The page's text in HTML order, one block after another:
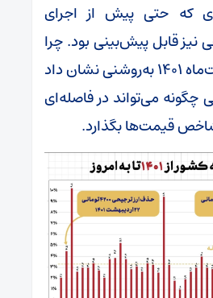
که حتی پیش از اجرای
نیز قابل پیش‌بینی بود. چرا
که تجربه اردیبهشت‌ماه ۱۴۰۱ به‌روشنی نشان داد
چگونه می‌تواند در فاصله‌ای
شاخص قیمت‌ها بگذارد.